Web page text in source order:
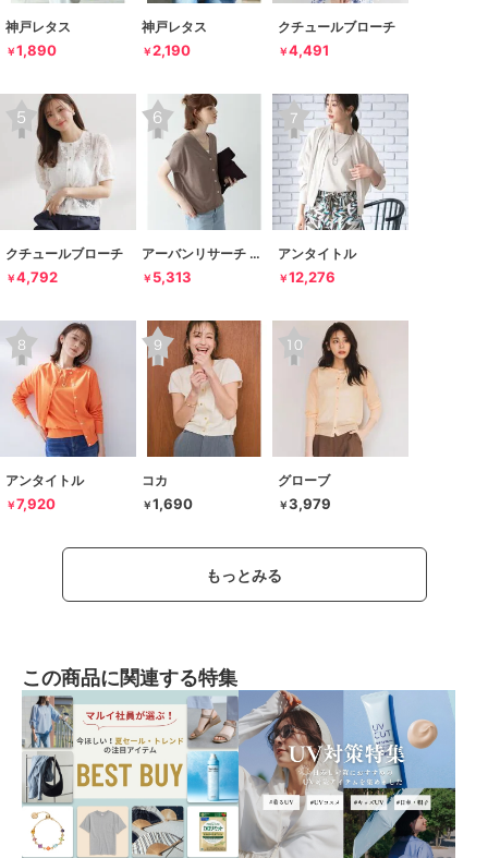
神戸レタス
￥1,890
神戸レタス
￥2,190
クチュールブローチ
￥4,491
クチュールブローチ
￥4,792
アーバンリサーチ サニーレーベル
￥ 5,313
アンタイトル
￥12,276
アンタイトル
￥7,920
コカ
￥1,690
グローブ
￥3,979
もっとみる
この商品に関連する特集